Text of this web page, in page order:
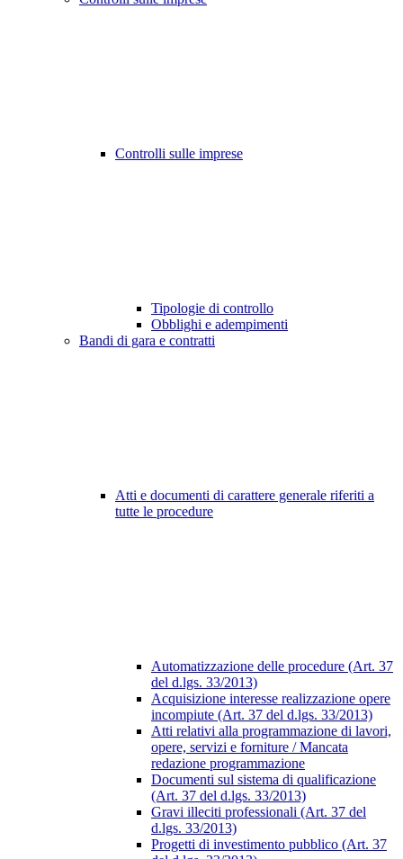
Controlli sulle imprese
Tipologie di controllo
Obblighi e adempimenti
Bandi di gara e contratti
Atti e documenti di carattere generale riferiti a
tutte le procedure
Automatizzazione delle procedure (Art. 37
del d.lgs. 33/2013)
Acquisizione interesse realizzazione opere
incompiute (Art. 37 del d.lgs. 33/2013)
Atti relativi alla programmazione di lavori,
opere, servizi e forniture / Mancata
redazione programmazione
Documenti sul sistema di qualificazione
(Art. 37 del d.lgs. 33/2013)
Gravi illeciti professionali (Art. 37 del
d.lgs. 33/2013)
Progetti di investimento pubblico (Art. 37